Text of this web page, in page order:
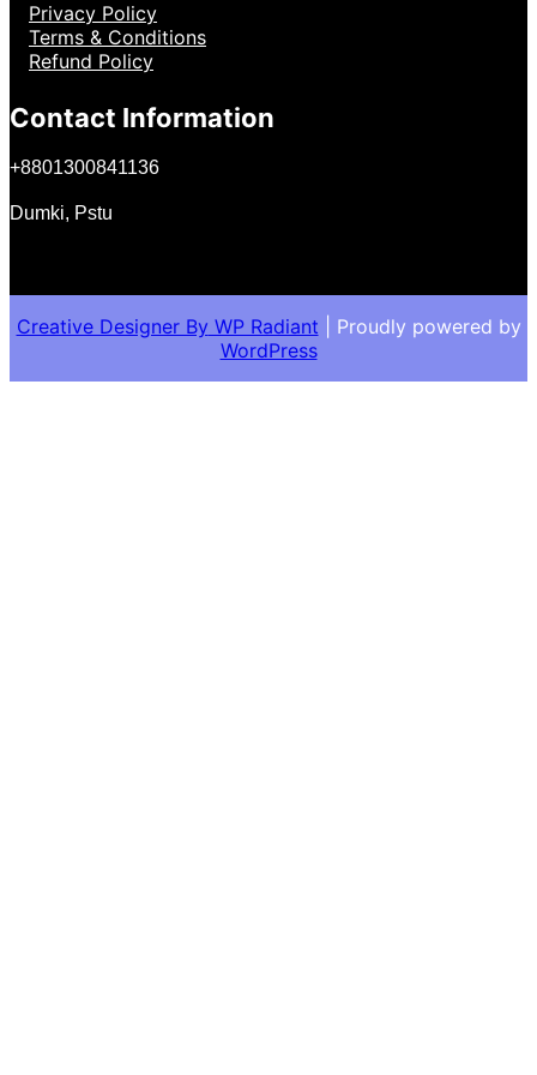
Privacy Policy
Terms & Conditions
Refund Policy
Contact Information
+8801300841136
Dumki, Pstu
Creative Designer By WP Radiant | Proudly powered by
WordPress